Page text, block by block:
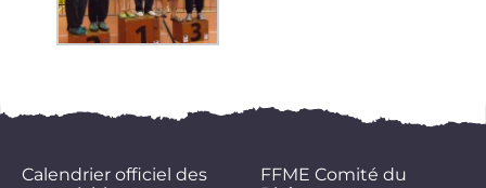
Calendrier officiel des
FFME Comité du